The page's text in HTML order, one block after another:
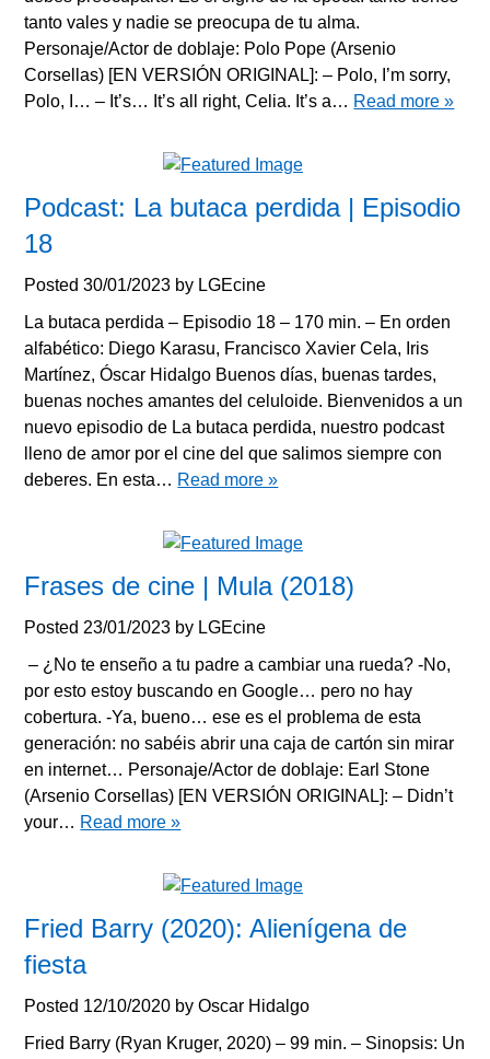
tanto vales y nadie se preocupa de tu alma.
Personaje/Actor de doblaje: Polo Pope (Arsenio
Corsellas) [EN VERSIÓN ORIGINAL]: – Polo, I’m sorry,
Polo, I… – It’s… It’s all right, Celia. It’s a… Read more »
Podcast: La butaca perdida | Episodio
18
Posted30/01/2023 by LGEcine
La butaca perdida – Episodio 18 – 170 min. – En orden
alfabético: Diego Karasu, Francisco Xavier Cela, Iris
Martínez, Óscar Hidalgo Buenos días, buenas tardes,
buenas noches amantes del celuloide. Bienvenidos a un
nuevo episodio de La butaca perdida, nuestro podcast
lleno de amor por el cine del que salimos siempre con
deberes. En esta… Read more »
Frases de cine | Mula (2018)
Posted 23/01/2023 by LGEcine
– ¿No te enseño a tu padre a cambiar una rueda? -No,
por esto estoy buscando en Google… pero no hay
cobertura. -Ya, bueno… ese es el problema de esta
generación: no sabéis abrir una caja de cartón sin mirar
en internet… Personaje/Actor de doblaje: Earl Stone
(Arsenio Corsellas) [EN VERSIÓN ORIGINAL]: – Didn’t
your… Read more »
Fried Barry (2020): Alienígena de
fiesta
Posted 12/10/2020 byOscar Hidalgo
Fried Barry (Ryan Kruger, 2020) – 99 min. – Sinopsis: Un